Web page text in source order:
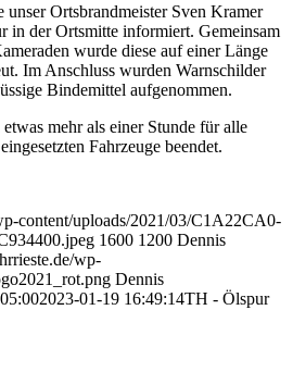
Ortsbrandmeister Sven Kramer
in der Ortsmitte informiert. Gemeinsam
wurde diese auf einer Länge
Im Anschluss wurden Warnschilder
Bindemittel aufgenommen.
mehr als einer Stunde für alle
Fahrzeuge beendet.
content/uploads/2021/03/C1A22CA0-
1600 1200 Dennis
wp-
Dennis
2023-01-19 16:49:14TH - Ölspur